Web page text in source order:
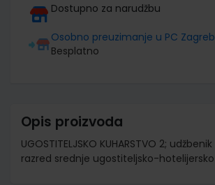
Dostupno za narudžbu
Osobno preuzimanje u PC Zagreb
Besplatno
Opis proizvoda
UGOSTITELJSKO KUHARSTVO 2;
razred srednje ugostiteljsko-